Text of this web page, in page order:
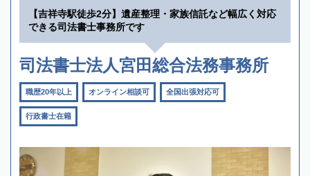
【吉祥寺駅徒歩2分】遺産整理・家族信託など幅広く対応
できる司法書士事務所です
司法書士法人宮田総合法務事務所
職歴20年以上 オンライン相談可 全国出張対応可
行政書士在籍